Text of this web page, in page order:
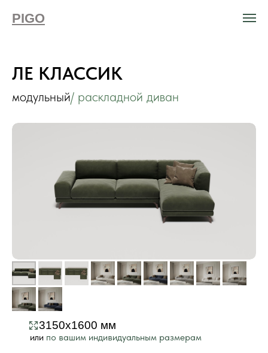
PIGO
ЛЕ КЛАССИК
модульный/ раскладной диван
3150х1600 мм
илипо вашим индивидуальным размерам